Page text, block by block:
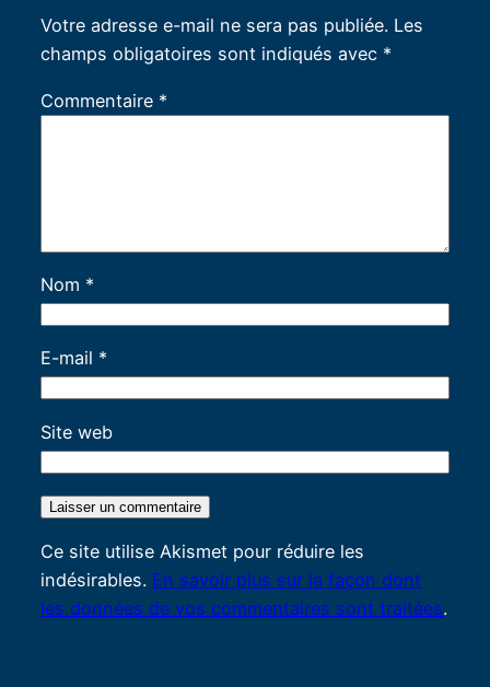
Votre adresse e-mail ne sera pas publiée. Les
champs obligatoires sont indiqués avec *
Commentaire *
Nom *
E-mail *
Site web
Ce site utilise Akismet pour réduire les
indésirables. En savoir plus sur la façon dont
les données de vos commentaires sont traitées.